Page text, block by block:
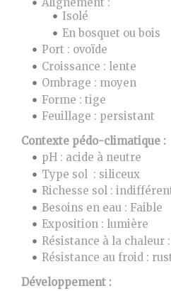
Isolé
En bosquet ou bois
Port : ovoïde
Croissance : lente
Ombrage : moyen
Forme : tige
Feuillage : persistant
Contexte pédo-climatique :
pH : acide à neutre
Type sol : siliceux
Richesse sol :
Besoins en eau : Faible
Exposition : lumière
Résistance à la chaleur
Résistance au froid :
Développement :